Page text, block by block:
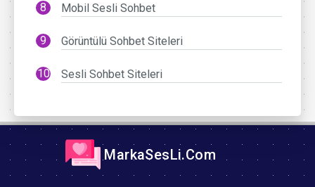
Mobil Sesli Sohbet
Görüntülü Sohbet Siteleri
Sesli Sohbet Siteleri
MarkaSesLi.Com